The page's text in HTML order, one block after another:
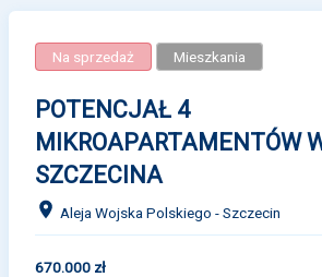
Na sprzedaż Mieszkania
POTENCJAŁ 4
MIKROAPARTAMENTÓW
SZCZECINA
Aleja Wojska Polskiego - Szczecin
670.000 zł